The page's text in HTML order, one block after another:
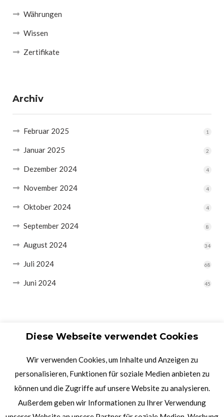
Währungen
Wissen
Zertifikate
Archiv
Februar 2025 1
Januar 2025 2
Dezember 2024 4
November 2024 4
Oktober 2024 4
September 2024 8
August 2024 34
Juli 2024 68
Juni 2024 45
Diese Webseite verwendet Cookies
Wir verwenden Cookies, um Inhalte und Anzeigen zu
personalisieren, Funktionen für soziale Medien anbieten zu
können und die Zugriffe auf unsere Website zu analysieren.
Außerdem geben wir Informationen zu Ihrer Verwendung